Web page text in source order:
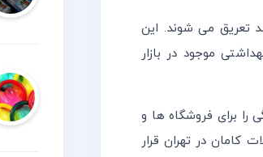
تعریق می شوند. این
موجود در بازار
برای فروشگاه ها و
کامان در تهران قرار